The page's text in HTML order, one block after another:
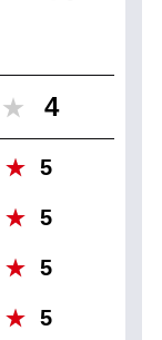
4
5
5
5
5